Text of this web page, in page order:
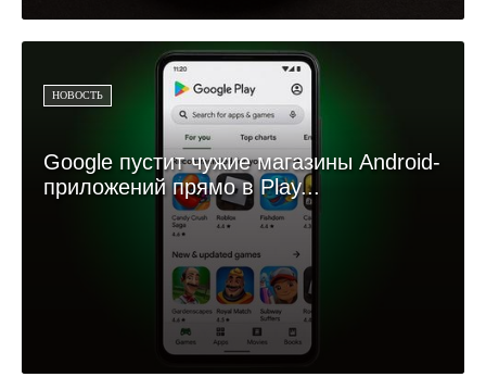
НОВОСТЬ
Google пустит чужие магазины Android-
приложений прямо в Play...